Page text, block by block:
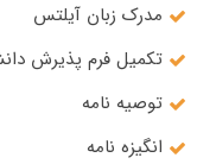
مدرک زبان آیلتس
تکمیل فرم پذیرش
توصیه نامه
انگیزه نامه